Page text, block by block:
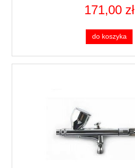
171,00 zł
do koszyka